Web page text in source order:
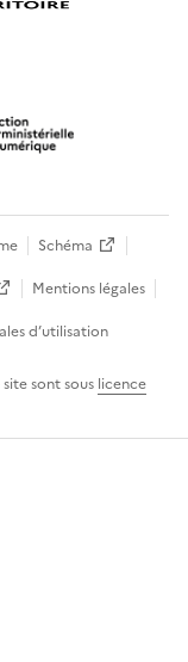
Schéma
Mentions légales
d’utilisation
sont sous licence